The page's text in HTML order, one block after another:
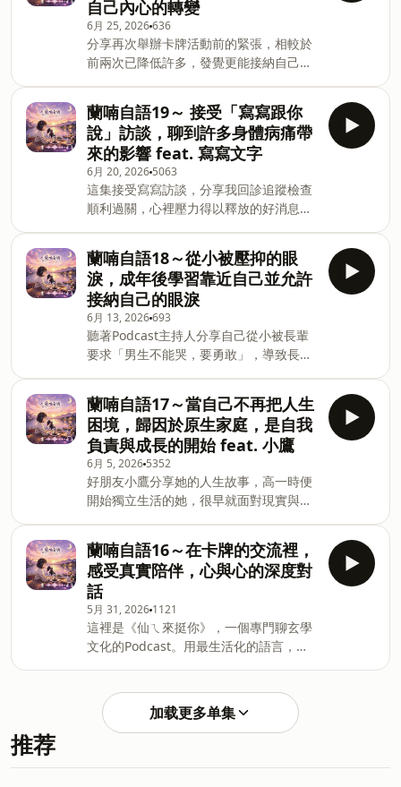
與他人建立深度連結，讓更多人在敏感貓
找到懂自己的新朋友。可以喝酒的貓書店
https://podcasts.apple.com/tw/podcast/
歡迎留言告訴我你對這一集的想法：
amy5828w@gmail.com Powered by
Firstory Hosting
自己內心的轉變
6月 25, 2026636
分享再次舉辦卡牌活動前的緊張，相較於
前兩次已降低許多，發覺更能接納自己念
迎留言告訴我你對這一集的想法：
amy5828w@gmail.com Powered by
Firstory Hosting
蘭喃自語19～ 接受「寫寫跟你
說」訪談，聊到許多身體病痛帶
來的影響 feat. 寫寫文字
6月 20, 2026 5063
這集接受寫寫訪談，分享我回診追蹤檢查
順利過關，心裡壓力得以釋放的好消息🥰
院的經驗。當身體讓生活受限，理解憤怒
情緒的背後，其實藏著對生命的渴望，逐
漸學會聽身體發出訊號，學著讓生活放慢
節奏和感知生命的體悟。寫寫跟你說
https://podcasts.apple.com/tw/podcast/
歡迎留言告訴我你對這一集的想法：
amy5828w@gmail.com Powered by
Firstory Hosting
蘭喃自語18～從小被壓抑的眼
淚，成年後學習靠近自己並允許
接納自己的眼淚
6月 13, 2026693
聽著Podcast主持人分享自己從小被長輩
要求「男生不能哭，要勇敢」，導致長大
自己在小學時也曾被長輩告誡「哭沒有
用」、「會被人看不起」，於是很長一段
時間，我不允許自己流淚，覺得哭泣代表
軟弱與示弱。直到長大後，自我探索的過
程中，慢慢理解眼淚其實是情緒自然的流
動，也是內在感受的出口，這集聊聊自己
如何從壓抑情緒，到慢慢接納真實的自
己，不論是難過、感動或開心，都能安心
地哭泣流淚，讓自己真實感受自然的流
動。歡迎留言告訴我你對這一集的想法：
amy5828w@gmail.com Powered by
Firstory Hosting
蘭喃自語17～當自己不再把人生
困境，歸因於原生家庭，是自我
負責與成長的開始 feat. 小鷹
6月 5, 2026 5352
好朋友小鷹分享她的人生故事，高一時便
開始獨立生活的她，很早就面對現實與生
的人，一段關係結束又進入下一段關係。
直到父親與哥哥相繼離開後，她開始透過
身心靈學習與自我覺察，重新梳理與母親
的關係，也慢慢理解媽媽17歲就成為母親
背後的辛苦與壓力。同時，她也看見自己
曾經把生命中的不順遂，全都歸因於原生
家庭，彷彿是不用為自己人生負責的合理
藉口。當開始願意把責任拿回自己身上，
不是否定過去，而是學習停止困在過去，
選擇成為更成熟、更有力量的自己。歡迎
留言告訴我你對這集的想法：
Firstory Hosting
蘭喃自語16～在卡牌的交流裡，
感受真實陪伴，心與心的深度對
話
5月 31, 2026 1121
這裡是《仙ㄟ來挺你》，一個專門聊玄學
文化的Podcast。用最生活化的語言，帶
有趣，原來一切都有道理。
https://fstry.pse.is/95xbpb —— 以上為
加载更多单集
推荐